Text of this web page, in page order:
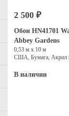
2 500 ₽
Обои HN41701
Abbey Gardens
0,53 м х 10 м
США, Бумага, Акрил
В наличии